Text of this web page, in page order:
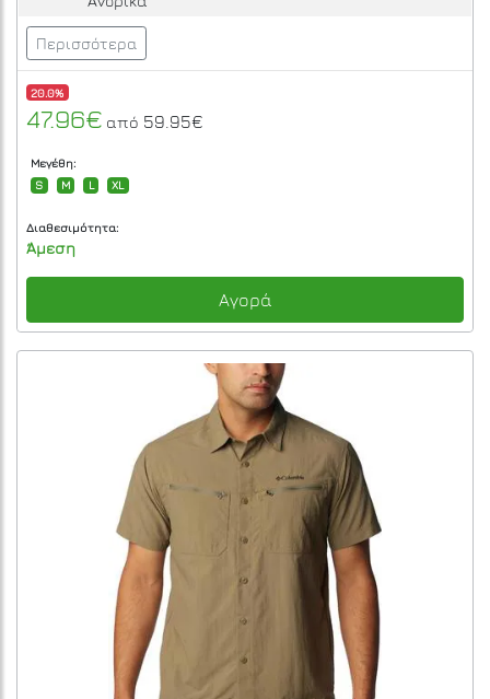
Περισσότερα
20.0%
47.96€ από 59.95€
Μεγέθη:
S
M L XL
Διαθεσιμότητα:
Άμεση
Αγορά